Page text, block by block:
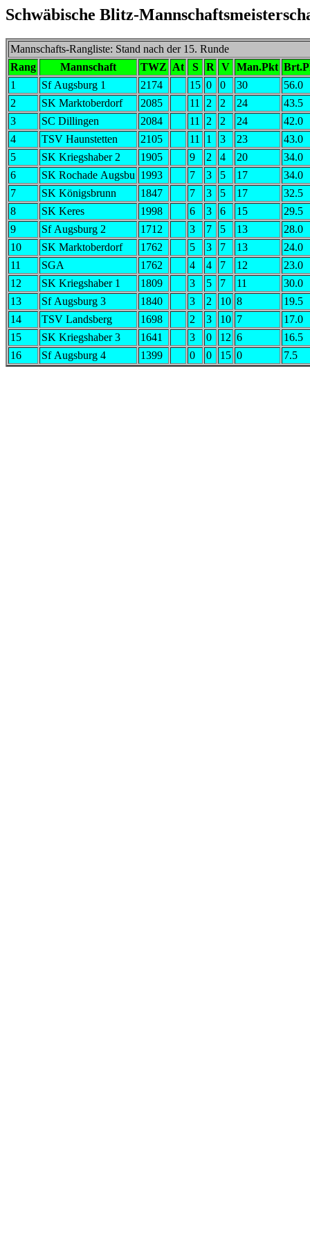
Schwäbische Blitz-
Mannschafts-Rangliste: Stand nach der 15. Runde
Rang
Mannschaft TWZ At S R V Man.Pkt
1
Sf Augsburg 1 2174 15 0 0 30
56.0
2
SK Marktoberdorf 2085 11 2 2 24
43.5
3
SC Dillingen 2084 11 2 2 24
42.0
4
TSV Haunstetten 2105 11 1 3 23
43.0
5
SK Kriegshaber 2 1905 9 2 4 20
34.0
6
SK Rochade Augsbu 1993 7 3 5 17
34.0
7
SK Königsbrunn 1847 7 3 5 17
32.5
8
SK Keres 1998 6 3 6 15
29.5
9
Sf Augsburg 2 1712 3 7 5 13
28.0
10
SK Marktoberdorf 1762 5 3 7 13
24.0
11
SGA 1762 4 4 7 12
23.0
12
SK Kriegshaber 1 1809 3 5 7 11
30.0
13
Sf Augsburg 3 1840 3 2 10 8
19.5
14
TSV Landsberg 1698 2 3 10 7
17.0
15
SK Kriegshaber 3 1641 3 0 12 6
16.5
16
Sf Augsburg 4 1399 0 0 15 0 7.5